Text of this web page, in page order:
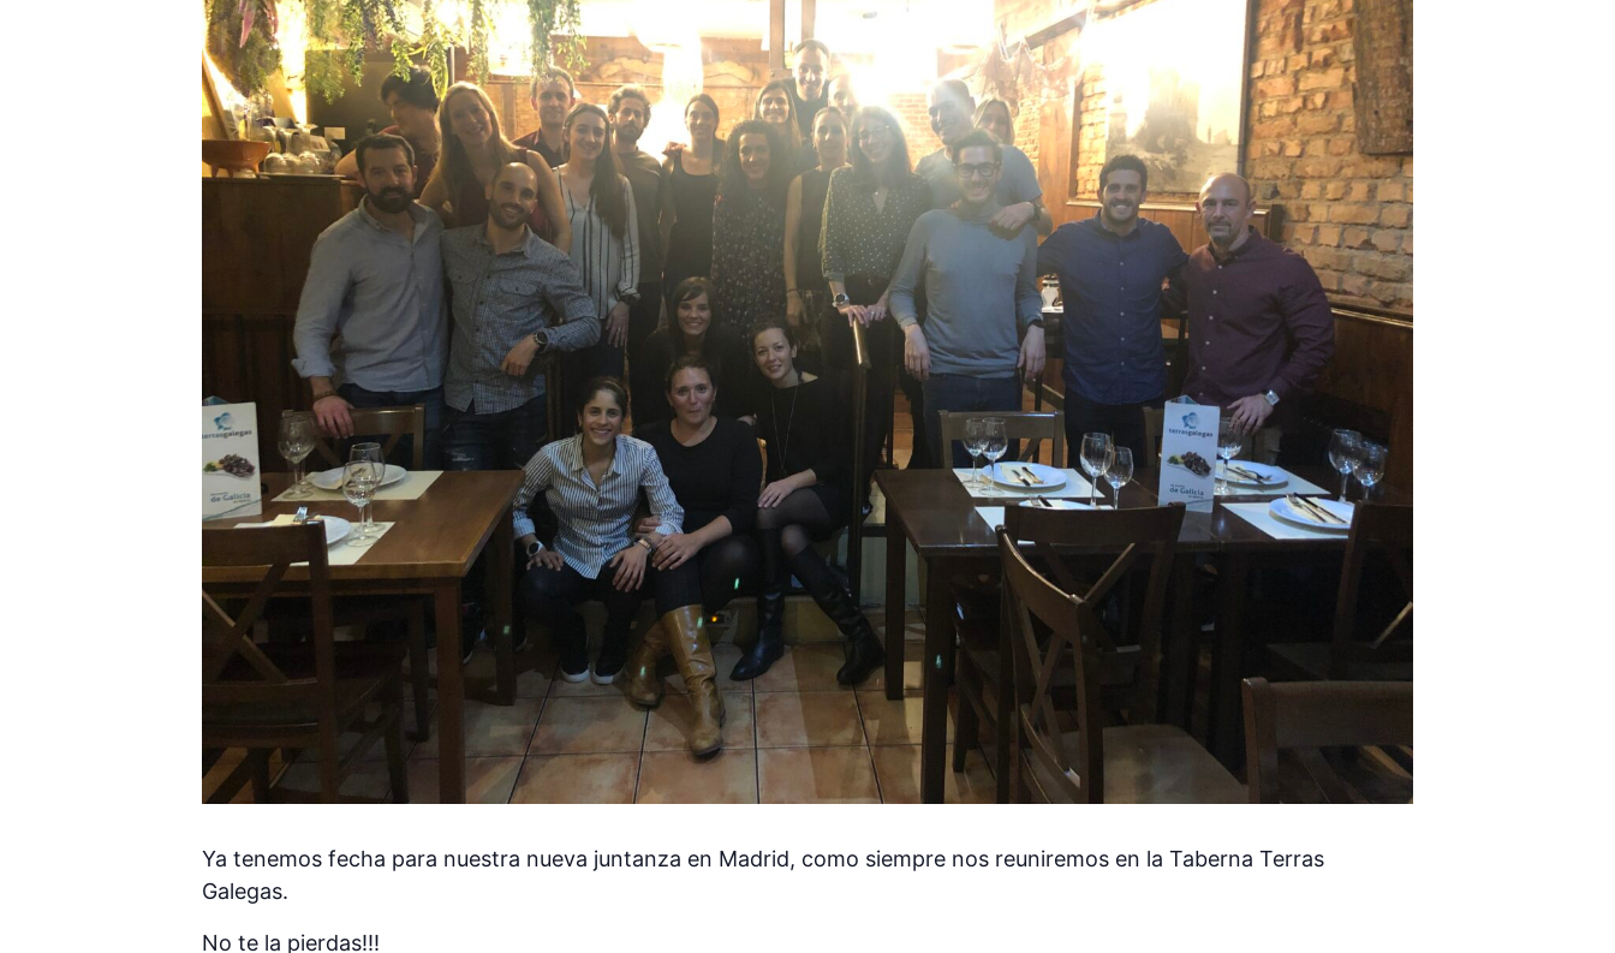
Ya tenemos fecha para nuestra nueva juntanza en Madrid, como siempre nos reuniremos en la Taberna Terras
Galegas.
No te la pierdas!!!